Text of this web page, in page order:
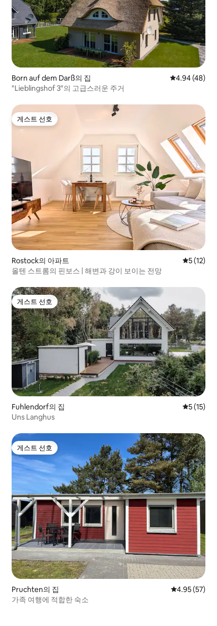
Born auf dem Darß의 집 평점 4.94점(5
4.94 (48)
"Lieblingshof 3"의 고급스러운 주거
게스트 선호
게스트 선호
Rostock의 아파트 평점 5점
5 (12)
올텐 스트롬의 핀보스 | 해변과 강이 보이는 전망
게스트 선호
게스트 선호
Fuhlendorf의 집 평점 5점
5 (15)
Uns Langhus
게스트 선호
게스트 선호
Pruchten의 집 평점 4.95점(5
4.95 (57)
가족 여행에 적합한 숙소